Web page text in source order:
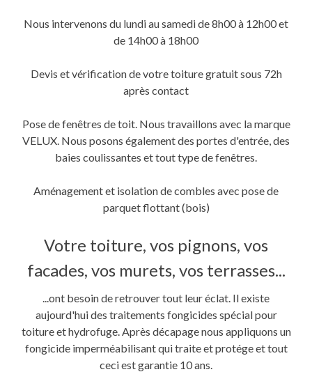
fenêtre)
Nous intervenons du lundi au samedi de 8h00 à 12h00 et
de 14h00 à 18h00
Devis et vérification de votre toiture gratuit sous 72h
après contact
Pose de fenêtres de toit. Nous travaillons avec la marque
VELUX. Nous posons également des portes d'entrée, des
baies coulissantes et tout type de fenêtres.
Aménagement et isolation de combles avec pose de
parquet flottant (bois)
Votre toiture, vos pignons, vos
facades, vos murets, vos terrasses...
...ont besoin de retrouver tout leur éclat. Il existe
aujourd'hui des traitements fongicides spécial pour
toiture et hydrofuge. Après décapage nous appliquons un
fongicide imperméabilisant qui traite et protége et tout
ceci est garantie 10 ans.